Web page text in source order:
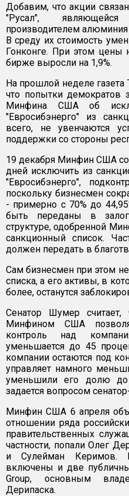
Добавим, что акции
"Русал",
производителем
В среду их стоимость
Гонконге. При этом цены
бирже выросли на 1,9%.
На прошлой неделе газета
что попытки демократов
Минфина США об
"Евросибэнерго" из
всего, не увенчаются
поддержки со стороны
19 декабря Минфин США
дней исключить из
"Евросибэнерго",
поскольку бизнесмен
- примерно с 70% до
быть переданы в
структуре, одобренной
санкционный список.
должен передать в
Сам бизнесмен при этом
списка, а его активы, в
более, останутся
Сенатор Шумер считает,
Минфином США
контроль над
уменьшается до 45
компании остаются под
управляет намного
уменьшили его долю
задается вопросом
Минфин США 6 апреля
отношении ряда
правительственных
частности, попали Олег
и Сулейман Керимов.
включены и две
Group, основным
Дерипаска.